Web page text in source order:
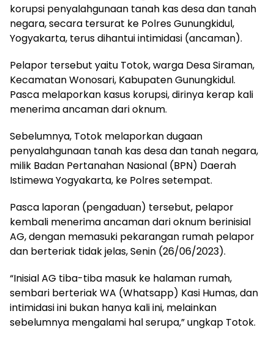
korupsi penyalahgunaan tanah kas desa dan tanah
negara, secara tersurat ke Polres Gunungkidul,
Yogyakarta, terus dihantui intimidasi (ancaman).
Pelapor tersebut yaitu Totok, warga Desa Siraman,
Kecamatan Wonosari, Kabupaten Gunungkidul.
Pasca melaporkan kasus korupsi, dirinya kerap kali
menerima ancaman dari oknum.
Sebelumnya, Totok melaporkan dugaan
penyalahgunaan tanah kas desa dan tanah negara,
milik Badan Pertanahan Nasional (BPN) Daerah
Istimewa Yogyakarta, ke Polres setempat.
Pasca laporan (pengaduan) tersebut, pelapor
kembali menerima ancaman dari oknum berinisial
AG, dengan memasuki pekarangan rumah pelapor
dan berteriak tidak jelas, Senin (26/06/2023).
“Inisial AG tiba-tiba masuk ke halaman rumah,
sembari berteriak WA (Whatsapp) Kasi Humas, dan
intimidasi ini bukan hanya kali ini, melainkan
sebelumnya mengalami hal serupa,” ungkap Totok.